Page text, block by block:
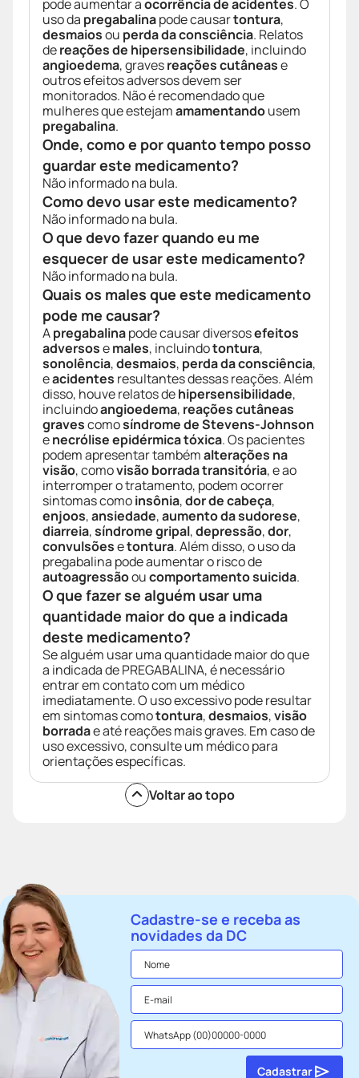
pode aumentar aocorrência de acidentes. O
uso da pregabalinapode causartontura,
desmaiosou perda da consciência. Relatos
dereações de hipersensibilidade, incluindo
angioedema, gravesreações cutânease
outros efeitos adversos devem ser
monitorados. Não é recomendado que
mulheres que estejamamamentandousem
pregabalina.
Onde, como e por quanto tempo posso
guardar este medicamento?
Não informado na bula.
Como devo usar este medicamento?
Não informado na bula.
O que devo fazer quando eu me
esquecer de usar este medicamento?
Não informado na bula.
Quais os males que este medicamento
pode me causar?
Apregabalinapode causar diversosefeitos
adversosemales, incluindotontura,
sonolência,desmaios, perda da consciência,
eacidentes resultantes dessas reações. Além
disso, houve relatos dehipersensibilidade,
incluindoangioedema, reações cutâneas
gravescomosíndrome de Stevens-Johnson
enecrólise epidérmica tóxica. Os pacientes
podem apresentar tambémalterações na
visão, comovisão borrada transitória, e ao
interromper o tratamento, podem ocorrer
sintomas comoinsônia,dor de cabeça,
enjoos,ansiedade,aumento da sudorese,
diarreia,síndrome gripal,depressão,dor,
convulsõesetontura. Além disso, o uso da
pregabalina pode aumentar o risco de
autoagressãooucomportamento suicida.
O que fazer se alguém usar uma
quantidade maior do que a indicada
deste medicamento?
Se alguém usar uma quantidade maior do que
a indicada de PREGABALINA, é necessário
entrar em contato com um médico
imediatamente. O uso excessivo pode resultar
em sintomas comotontura,desmaios,visão
borradae até reações mais graves. Em caso de
uso excessivo, consulte um médico para
orientações específicas.
Voltar ao topo
Cadastre-se e receba as
novidades da DC
Cadastrar